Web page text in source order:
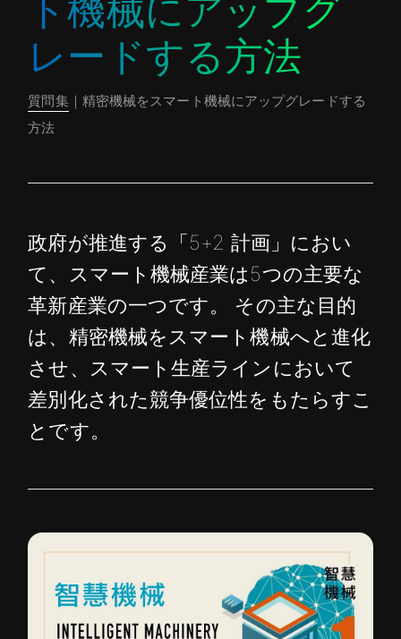
ト機械にアップグ
レードする方法
質問集｜精密機械をスマート機械にアップグレードする
方法
政府が推進する「5+2 計画」におい
て、スマート機械産業は5つの主要な
革新産業の一つです。 その主な目的
は、精密機械をスマート機械へと進化
させ、スマート生産ラインにおいて
差別化された競争優位性をもたらすこ
とです。